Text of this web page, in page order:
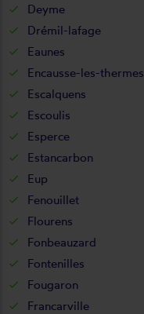
Deyme
Drémil-lafage
Eaunes
Encausse-les-thermes
Escalquens
Escoulis
Esperce
Estancarbon
Eup
Fenouillet
Flourens
Fonbeauzard
Fontenilles
Fougaron
Francarville